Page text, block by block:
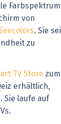
Farbspektrum
von
. Sie sei
zu
TV Store zum
erhältlich,
Sie laufe auf